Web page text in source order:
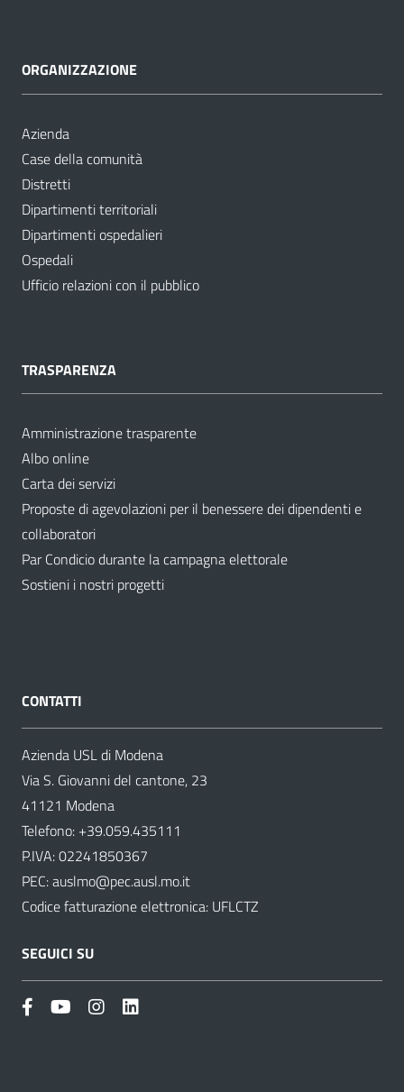
ORGANIZZAZIONE
Azienda
Case della comunità
Distretti
Dipartimenti territoriali
Dipartimenti ospedalieri
Ospedali
Ufficio relazioni con il pubblico
TRASPARENZA
Amministrazione trasparente
Albo online
Carta dei servizi
Proposte di agevolazioni per il benessere dei dipendenti e
collaboratori
Par Condicio durante la campagna elettorale
Sostieni i nostri progetti
CONTATTI
Azienda USL di Modena
Via S. Giovanni del cantone, 23
41121 Modena
Telefono: +39.059.435111
P.IVA: 02241850367
PEC:auslmo@pec.ausl.mo.it
Codice fatturazione elettronica: UFLCTZ
SEGUICI SU